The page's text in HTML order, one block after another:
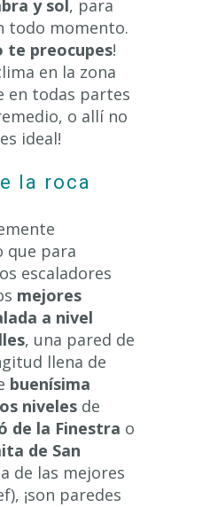
y sol , para
todo momento.
te preocupes!
en la zona
en todas partes
o allí no
ideal!
la roca
que para
escaladores
mejores
a nivel
, una pared de
llena de
buenísima
niveles de
de la Finestra o
de San
de las mejores
¡son paredes